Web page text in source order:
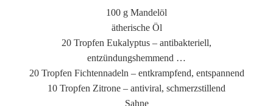
100 g Mandelöl
ätherische Öl
20 Tropfen Eukalyptus – antibakteriell,
entzündungshemmend …
20 Tropfen Fichtennadeln – entkrampfend, entspannend
10 Tropfen Zitrone – antiviral, schmerzstillend
Sahne